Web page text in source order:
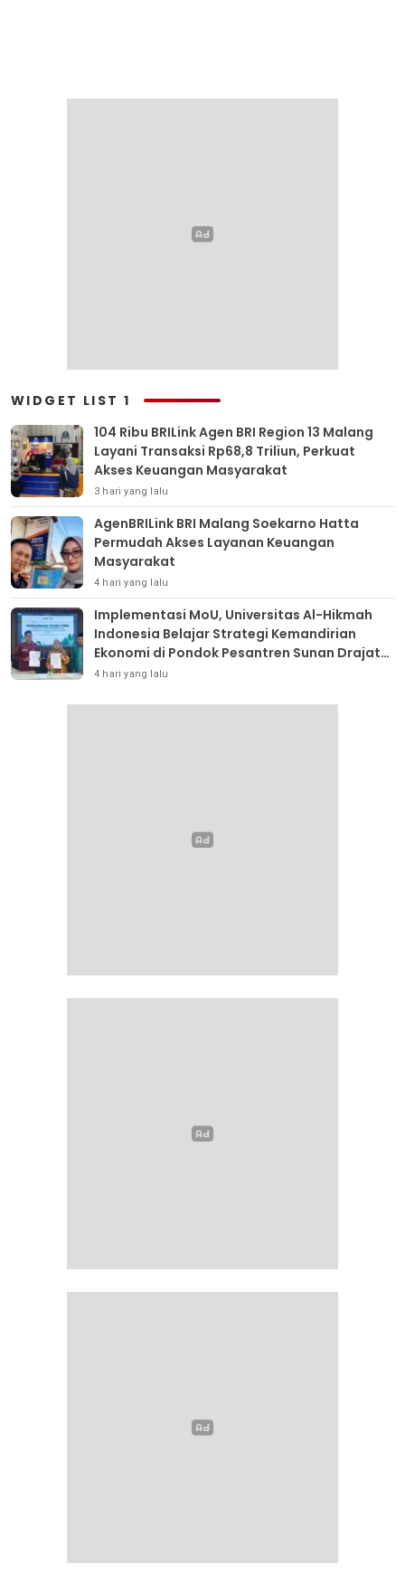
WIDGET LIST 1
104 Ribu BRILink Agen BRI Region 13 Malang
Layani Transaksi Rp68,8 Triliun, Perkuat
Akses Keuangan Masyarakat
3 hari yang lalu
AgenBRILink BRI Malang Soekarno Hatta
Permudah Akses Layanan Keuangan
Masyarakat
4 hari yang lalu
Implementasi MoU, Universitas Al-Hikmah
Indonesia Belajar Strategi Kemandirian
Ekonomi di Pondok Pesantren Sunan Drajat
Lamongan
4 hari yang lalu